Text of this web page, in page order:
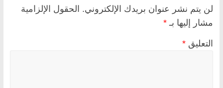
لن يتم نشر عنوان بريدك الإلكتروني. الحقول الإلزامية
مشار إليها بـ *
التعليق *